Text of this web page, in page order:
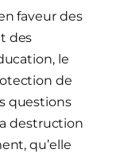
faveur des
des
le
de
questions
destruction
qu’elle